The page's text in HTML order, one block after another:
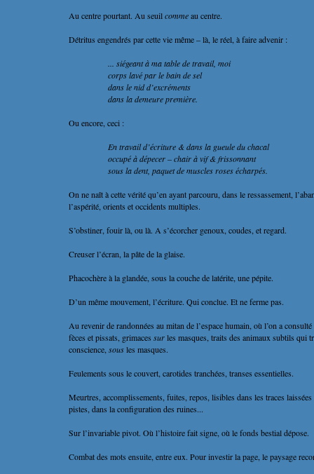
Au centre pourtant. Au seuilcommeau centre.
Détritus engendrés par cette vie même – là, le réel, à faire advenir :
... siégeant à ma table de travail, moi
corps lavé par le bain de sel
dans le nid d’excréments
dans la demeure première.
Ou encore, ceci :
En travail d’écriture & dans la gueule du chacal
occupé à dépecer – chair à vif & frissonnant
sous la dent, paquet de muscles roses écharpés.
On ne naît à cette vérité qu’en ayant parcouru, dans le ressassement,
l’aspérité, orients et occidents multiples.
S’obstiner, fouir là, ou là. A s’écorcher genoux, coudes, et regard.
Creuser l’écran, la pâte de la glaise.
Phacochère à la glandée, sous la couche de latérite, une pépite.
D’un même mouvement, l’écriture. Qui conclue. Et ne ferme pas.
Au revenir de randonnées au mitan de l’espace humain, où l’on a
fèces et pissats, grimaces surles masques, traits des animaux subtils qui
conscience, sousles masques.
Feulements sous le couvert, carotides tranchées, transes essentielles.
Meurtres, accomplissements, fuites, repos, lisibles dans les traces
pistes, dans la configuration des ruines...
Sur l’invariable pivot. Où l’histoire fait signe, où le fonds bestial dépose.
Combat des mots ensuite, entre eux. Pour investir la page, le paysage